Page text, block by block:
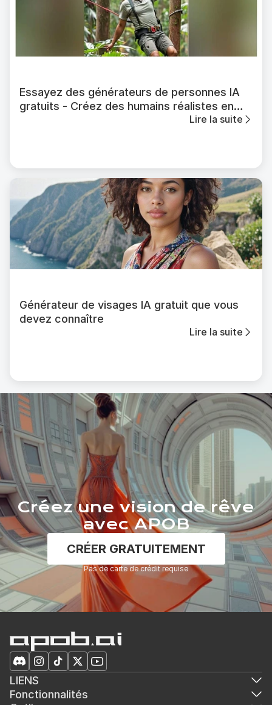
Essayez des générateurs de personnes IA
gratuits - Créez des humains réalistes en
Lire la suite
Générateur de visages IA gratuit que vous
devez connaître
Lire la suite
Créez une vision de rêve
avec APOB
CRÉER GRATUITEMENT
Pas de carte de crédit requise
LIENS
Fonctionnalités